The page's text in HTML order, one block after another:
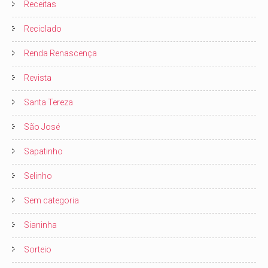
Receitas
Reciclado
Renda Renascença
Revista
Santa Tereza
São José
Sapatinho
Selinho
Sem categoria
Sianinha
Sorteio